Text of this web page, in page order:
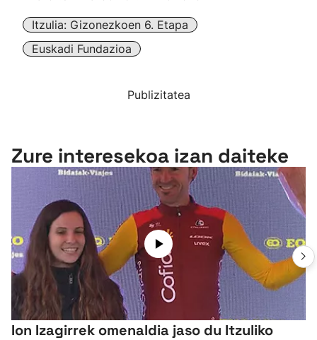
Itzulia: Gizonezkoen 6. Etapa
Euskadi Fundazioa
Publizitatea
Zure interesekoa izan daiteke
Ion Izagirrek omenaldia jaso du Itzuliko